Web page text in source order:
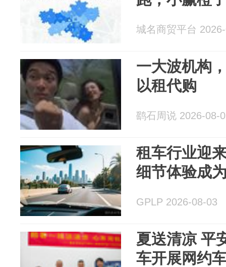
城名商贸平台
一大波机构
以租代购
鹞石周说 2026-08-
租车行业迎
细节体验成
GPLP 2026-08-03
夏送清凉 平
车开展网约